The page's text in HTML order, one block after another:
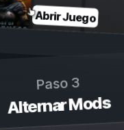
Abrir Juego
Paso 3
Alternar Mods